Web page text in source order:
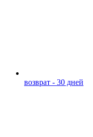
возврат - 30 дней